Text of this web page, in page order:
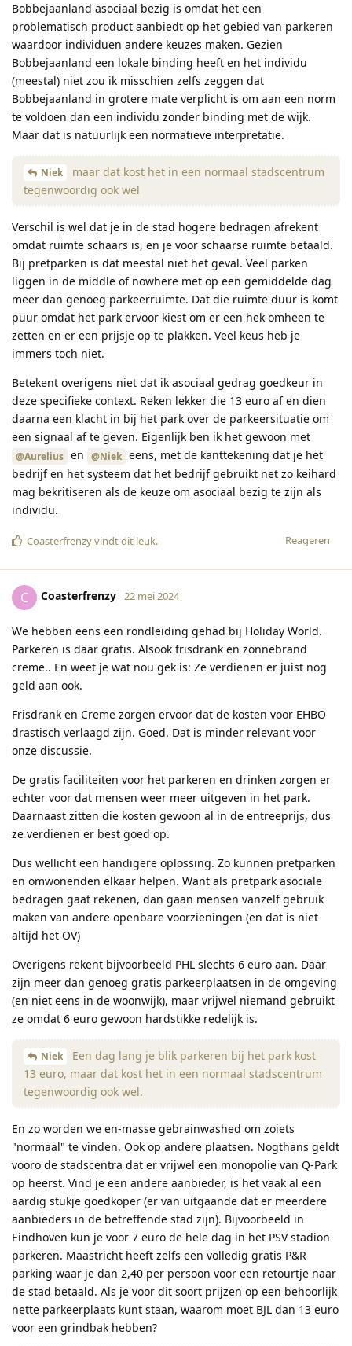
Bobbejaanland asociaal bezig is omdat het een
problematisch product aanbiedt op het gebied van parkeren
waardoor individuen andere keuzes maken. Gezien
Bobbejaanland een lokale binding heeft en het individu
(meestal) niet zou ik misschien zelfs zeggen dat
Bobbejaanland in grotere mate verplicht is om aan een norm
te voldoen dan een individu zonder binding met de wijk.
Maar dat is natuurlijk een normatieve interpretatie.
Niek
maar dat kost het in een normaal stadscentrum
tegenwoordig ook wel
Verschil is wel dat je in de stad hogere bedragen afrekent
omdat ruimte schaars is, en je voor schaarse ruimte betaald.
Bij pretparken is dat meestal niet het geval. Veel parken
liggen in de middle of nowhere met op een gemiddelde dag
meer dan genoeg parkeerruimte. Dat die ruimte duur is komt
puur omdat het park ervoor kiest om er een hek omheen te
zetten en er een prijsje op te plakken. Veel keus heb je
immers toch niet.
Betekent overigens niet dat ik asociaal gedrag goedkeur in
deze specifieke context. Reken lekker die 13 euro af en dien
daarna een klacht in bij het park over de parkeersituatie om
een signaal af te geven. Eigenlijk ben ik het gewoon met
@Aurelius en @Niek eens, met de kanttekening dat je het
bedrijf en het systeem dat het bedrijf gebruikt net zo keihard
mag bekritiseren als de keuze om asociaal bezig te zijn als
individu.
Reageren
Coasterfrenzyvindt dit leuk.
C Coasterfrenzy 22 mei 2024
We hebben eens een rondleiding gehad bij Holiday World.
Parkeren is daar gratis. Alsook frisdrank en zonnebrand
creme.. En weet je wat nou gek is: Ze verdienen er juist nog
geld aan ook.
Frisdrank en Creme zorgen ervoor dat de kosten voor EHBO
drastisch verlaagd zijn. Goed. Dat is minder relevant voor
onze discussie.
De gratis faciliteiten voor het parkeren en drinken zorgen er
echter voor dat mensen weer meer uitgeven in het park.
Daarnaast zitten die kosten gewoon al in de entreeprijs, dus
ze verdienen er best goed op.
Dus wellicht een handigere oplossing. Zo kunnen pretparken
en omwonenden elkaar helpen. Want als pretpark asociale
bedragen gaat rekenen, dan gaan mensen vanzelf gebruik
maken van andere openbare voorzieningen (en dat is niet
altijd het OV)
Overigens rekent bijvoorbeeld PHL slechts 6 euro aan. Daar
zijn meer dan genoeg gratis parkeerplaatsen in de omgeving
(en niet eens in de woonwijk), maar vrijwel niemand gebruikt
ze omdat 6 euro gewoon hardstikke redelijk is.
Niek
Een dag lang je blik parkeren bij het park kost
13 euro, maar dat kost het in een normaal stadscentrum
tegenwoordig ook wel.
En zo worden we en-masse gebrainwashed om zoiets
"normaal" te vinden. Ook op andere plaatsen. Nogthans geldt
vooro de stadscentra dat er vrijwel een monopolie van Q-Park
op heerst. Vind je een andere aanbieder, is het vaak al een
aardig stukje goedkoper (er van uitgaande dat er meerdere
aanbieders in de betreffende stad zijn). Bijvoorbeeld in
Eindhoven kun je voor 7 euro de hele dag in het PSV stadion
parkeren. Maastricht heeft zelfs een volledig gratis P&R
parking waar je dan 2,40 per persoon voor een retourtje naar
de stad betaald. Als je voor dit soort prijzen op een behoorlijk
nette parkeerplaats kunt staan, waarom moet BJL dan 13 euro
voor een grindbak hebben?